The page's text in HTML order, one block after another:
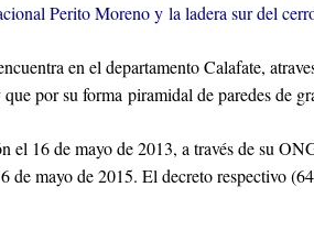
Perito Moreno y la ladera sur del
en el departamento Calafate,
por su forma piramidal de paredes de
el 16 de mayo de 2013, a través de su
mayo de 2015. El decreto respectivo